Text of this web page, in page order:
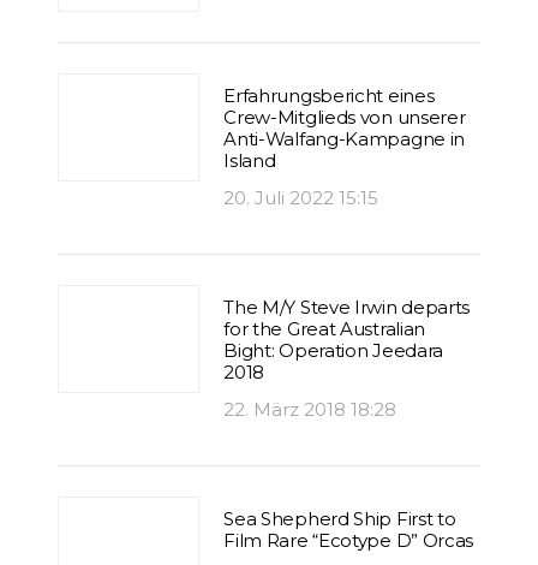
Erfahrungsbericht eines
Crew-Mitglieds von unserer
Anti-Walfang-Kampagne in
Island
20. Juli 2022 15:15
The M/Y Steve Irwin departs
for the Great Australian
Bight: Operation Jeedara
2018
22. März 2018 18:28
Sea Shepherd Ship First to
Film Rare “Ecotype D” Orcas